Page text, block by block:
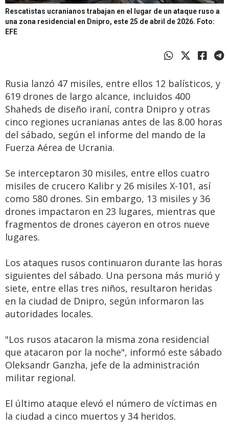
Rescatistas ucranianos trabajan en el lugar de un ataque ruso a
una zona residencial en Dnipro, este 25 de abril de 2026. Foto:
EFE
Rusia lanzó 47 misiles, entre ellos 12 balísticos, y
619 drones de largo alcance, incluidos 400
Shaheds de diseño iraní, contra Dnipro y otras
cinco regiones ucranianas antes de las 8.00 horas
del sábado, según el informe del mando de la
Fuerza Aérea de Ucrania.
Se interceptaron 30 misiles, entre ellos cuatro
misiles de crucero Kalibr y 26 misiles X-101, así
como 580 drones. Sin embargo, 13 misiles y 36
drones impactaron en 23 lugares, mientras que
fragmentos de drones cayeron en otros nueve
lugares.
Los ataques rusos continuaron durante las horas
siguientes del sábado. Una persona más murió y
siete, entre ellas tres niños, resultaron heridas
en la ciudad de Dnipro, según informaron las
autoridades locales.
"Los rusos atacaron la misma zona residencial
que atacaron por la noche", informó este sábado
Oleksandr Ganzha, jefe de la administración
militar regional.
El último ataque elevó el número de víctimas en
la ciudad a cinco muertos y 34 heridos.